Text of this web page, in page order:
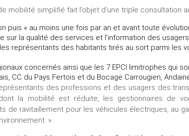
mobilité simplifié fait l’objet d’une triple consultation
puis « au moins une fois par an et avant toute
sur la qualité des services et l’information des
représentants des habitants tirés au sort parmi les
concernés ainsi que les 7 EPCI limitrophes qui
CC du Pays Fertois et du Bocage Carrougien,
des professions et des usagers des
la mobilité est réduite, les gestionnaires de
ravitaillement pour les véhicules électriques, au
»